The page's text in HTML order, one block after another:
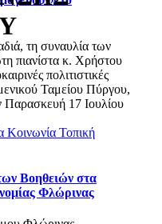
τη συναυλία των
πιανίστα κ. Χρήστου
πολιτιστικές
Ταμείου Πύργου,
Παρασκευή 17 Ιουλίου
Κοινωνία Τοπική
Βοηθειών στα
Φλώρινας